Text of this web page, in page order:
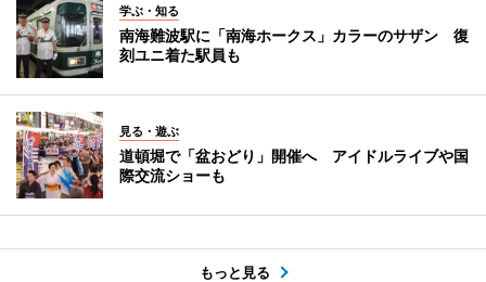
学ぶ・知る
南海難波駅に「南海ホークス」カラーのサザン 復
刻ユニ着た駅員も
見る・遊ぶ
道頓堀で「盆おどり」開催へ アイドルライブや国
際交流ショーも
もっと見る